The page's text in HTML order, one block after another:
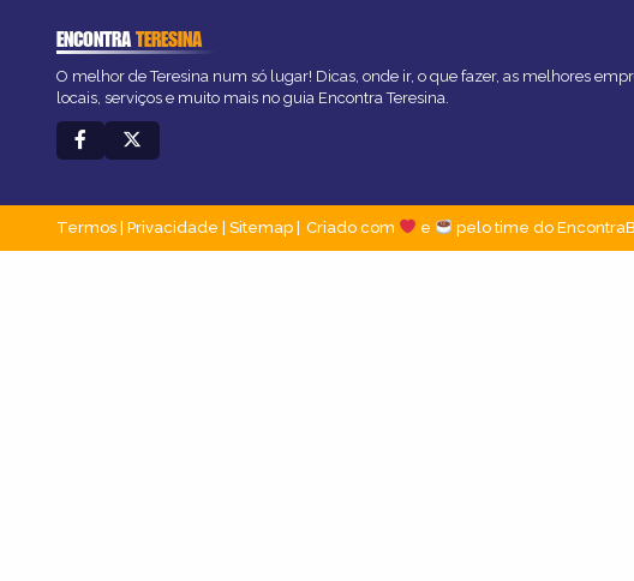
ENCONTRATERESINA
O melhor de Teresina num só lugar! Dicas, onde ir, o que fazer, as melhores
locais, serviços e muito mais no guia Encontra Teresina.
Termos Privacidade Sitemap Criado com e pelo time do